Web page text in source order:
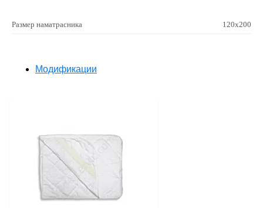
Размер наматрасника 120х200
Модификации